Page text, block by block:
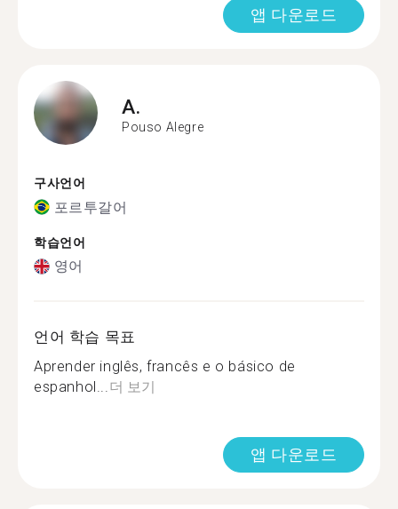
앱 다운로드
A.
Pouso Alegre
구사언어
포르투갈어
학습언어
영어
언어 학습 목표
Aprender inglês, francês e o básico de
espanhol...더 보기
앱 다운로드